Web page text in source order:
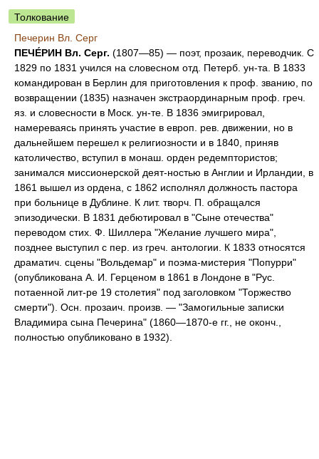
Толкование
Печерин Вл. Серг
ПЕЧЕ́РИН Вл. Серг. (1807—85) — поэт, прозаик, переводчик. С
1829 по 1831 учился на словесном отд. Петерб. ун-та. В 1833
командирован в Берлин для приготовления к проф. званию, по
возвращении (1835) назначен экстраординарным проф. греч.
яз. и словесности в Моск. ун-те. В 1836 эмигрировал,
намереваясь принять участие в европ. рев. движении, но в
дальнейшем перешел к религиозности и в 1840, приняв
католичество, вступил в монаш. орден редемптористов;
занимался миссионерской деят-ностью в Англии и Ирландии, в
1861 вышел из ордена, с 1862 исполнял должность пастора
при больнице в Дублине. К лит. творч. П. обращался
эпизодически. В 1831 дебютировал в "Сыне отечества"
переводом стих. Ф. Шиллера "Желание лучшего мира",
позднее выступил с пер. из греч. антологии. К 1833 относятся
драматич. сцены "Вольдемар" и поэма-мистерия "Попурри"
(опубликована А. И. Герценом в 1861 в Лондоне в "Рус.
потаенной лит-ре 19 столетия" под заголовком "Торжество
смерти"). Осн. прозаич. произв. — "Замогильные записки
Владимира сына Печерина" (1860—1870-е гг., не оконч.,
полностью опубликовано в 1932).